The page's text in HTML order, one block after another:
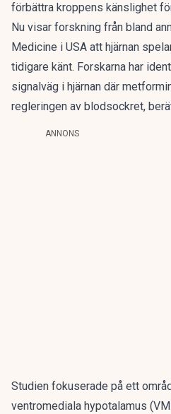
förbättra kroppens känslighet
Nu visar forskning från bland
Medicine i USA att hjärnan
tidigare känt. Forskarna har
signalväg i hjärnan där
regleringen av blodsockret,
ANNONS
Studien fokuserade på ett
ventromediala hypotalamus